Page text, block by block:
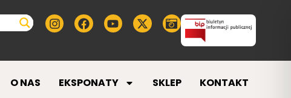
O NAS EKSPONATY SKLEP KONTAKT